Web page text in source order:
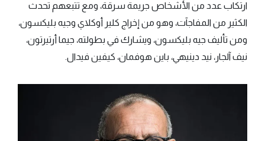
ارتكاب عدد من الأشخاص جريمة سرقة، ومع تتبعهم تحدث
الكثير من المفاجآت، وهو من إخراج كلير أوكلاي وجيه بليكسون،
ومن ﺗﺄﻟﻴﻒ جيه بليكسون، ويشارك في بطولته، جيما أرتيرتون،
نيف آلجار، نيد دينيهي، باين هوفمان، كيفين فيدال.